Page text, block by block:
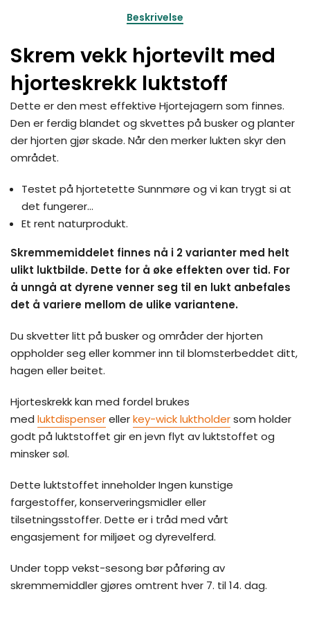
Beskrivelse
Skrem vekk hjortevilt med
hjorteskrekk luktstoff
Dette er den mest effektive Hjortejagern som finnes.
Den er ferdig blandet og skvettes på busker og planter
der hjorten gjør skade. Når den merker lukten skyr den
området.
Testet på hjortetette Sunnmøre og vi kan trygt si at
det fungerer...
Et rent naturprodukt.
Skremmemiddelet finnes nå i 2 varianter med helt
ulikt luktbilde. Dette for å øke effekten over tid. For
å unngå at dyrene venner seg til en lukt anbefales
det å variere mellom de ulike variantene.
Du skvetter litt på busker og områder der hjorten
oppholder seg eller kommer inn til blomsterbeddet ditt,
hagen eller beitet.
Hjorteskrekk kan med fordel brukes
med luktdispenserellerkey-wick luktholdersom holder
godt på luktstoffet gir en jevn flyt av luktstoffet og
minsker søl.
Dette luktstoffet inneholder Ingen kunstige
fargestoffer, konserveringsmidler eller
tilsetningsstoffer. Dette er i tråd med vårt
engasjement for miljøet og dyrevelferd.
Under topp vekst-sesong bør påføring av
skremmemiddler gjøres omtrent hver 7. til 14. dag.